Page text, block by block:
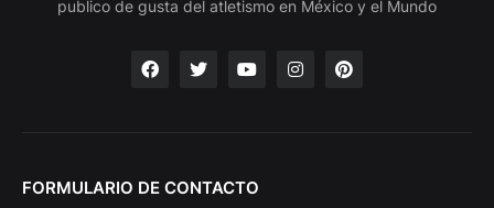
publico de gusta del atletismo en México y el Mundo
FORMULARIO DE CONTACTO